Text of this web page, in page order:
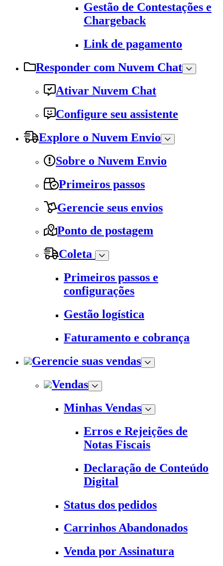
Gestão de Contestações e
Chargeback
Link de pagamento
Responder com Nuvem Chat
Ativar Nuvem Chat
Configure seu assistente
Explore o Nuvem Envio
Sobre o Nuvem Envio
Primeiros passos
Gerencie seus envios
Ponto de postagem
Coleta
Primeiros passos e
configurações
Gestão logística
Faturamento e cobrança
Gerencie suas vendas
Vendas
Minhas Vendas
Erros e Rejeições de
Notas Fiscais
Declaração de Conteúdo
Digital
Status dos pedidos
Carrinhos Abandonados
Venda por Assinatura